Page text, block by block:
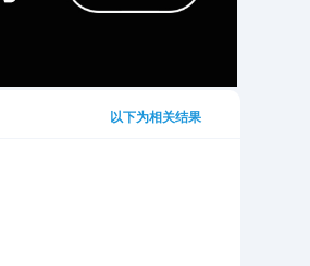
以下为相关结果